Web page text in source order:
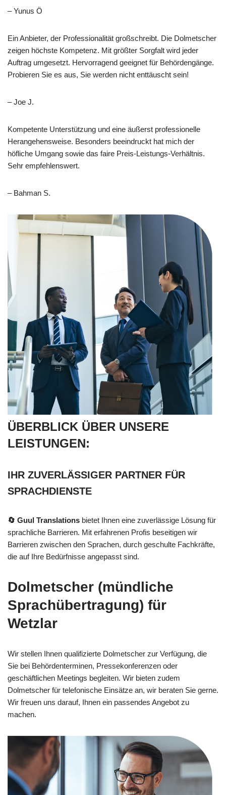
– Yunus Ö
Ein Anbieter, der Professionalität großschreibt. Die Dolmetscher
zeigen höchste Kompetenz. Mit größter Sorgfalt wird jeder
Auftrag umgesetzt. Hervorragend geeignet für Behördengänge.
Probieren Sie es aus, Sie werden nicht enttäuscht sein!
– Joe J.
Kompetente Unterstützung und eine äußerst professionelle
Herangehensweise. Besonders beeindruckt hat mich der
höfliche Umgang sowie das faire Preis-Leistungs-Verhältnis.
Sehr empfehlenswert.
– Bahman S.
ÜBERBLICK ÜBER UNSERE
LEISTUNGEN:
IHR ZUVERLÄSSIGER PARTNER FÜR
SPRACHDIENSTE
🔄 Guul Translations bietet Ihnen eine zuverlässige Lösung für
sprachliche Barrieren. Mit erfahrenen Profis beseitigen wir
Barrieren zwischen den Sprachen, durch geschulte Fachkräfte,
die auf Ihre Bedürfnisse angepasst sind.
Dolmetscher (mündliche
Sprachübertragung) für
Wetzlar
Wir stellen Ihnen qualifizierte Dolmetscher zur Verfügung, die
Sie bei Behördenterminen, Pressekonferenzen oder
geschäftlichen Meetings begleiten. Wir bieten zudem
Dolmetscher für telefonische Einsätze an, wir beraten Sie gerne.
Wir freuen uns darauf, Ihnen ein passendes Angebot zu
machen.